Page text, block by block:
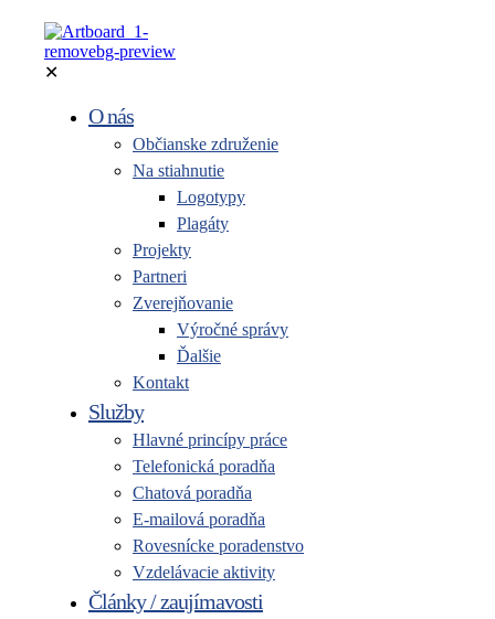
✕
O nás
Občianske združenie
Na stiahnutie
Logotypy
Plagáty
Projekty
Partneri
Zverejňovanie
Výročné správy
Ďalšie
Kontakt
Služby
Hlavné princípy práce
Telefonická poradňa
Chatová poradňa
E-mailová poradňa
Rovesnícke poradenstvo
Vzdelávacie aktivity
Články / zaujímavosti